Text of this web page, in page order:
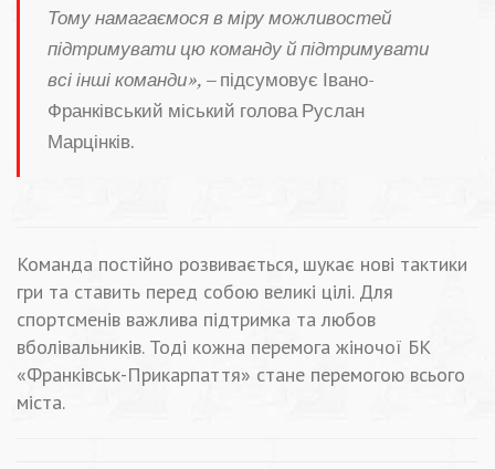
Тому намагаємося в міру можливостей
підтримувати цю команду й підтримувати
всі інші команди», –підсумовує Івано-
Франківський міський голова Руслан
Марцінків.
Команда постійно розвивається, шукає нові тактики
гри та ставить перед собою великі цілі. Для
спортсменів важлива підтримка та любов
вболівальників. Тоді кожна перемога жіночої БК
«Франківськ-Прикарпаття» стане перемогою всього
міста.